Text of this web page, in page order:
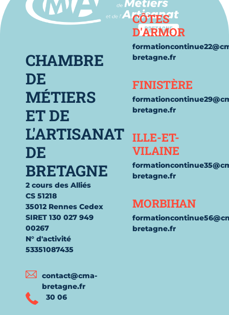
CHAMBRE
DE
MÉTIERS
ET DE
L'ARTISANAT
DE
BRETAGNE
2 cours des Alliés
CS 51218
35012 Rennes Cedex
SIRET 130 027 949
00267
N° d'activité
53351087435
contact@cma-
bretagne.fr
30 06
Contact
CÔTES
D'ARMOR
bretagne.fr
FINISTÈRE
bretagne.fr
ILLE-ET-
VILAINE
bretagne.fr
MORBIHAN
bretagne.fr